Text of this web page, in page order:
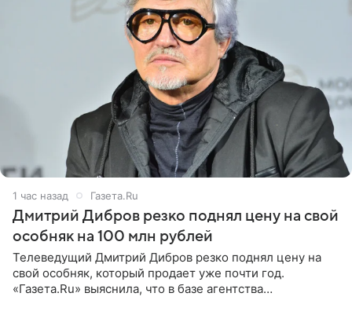
1 час назад Газета.Ru
Дмитрий Дибров резко поднял цену на свой
особняк на 100 млн рублей
Телеведущий Дмитрий Дибров резко поднял цену на
свой особняк, который продает уже почти год.
«Газета.Ru» выяснила, что в базе агентства